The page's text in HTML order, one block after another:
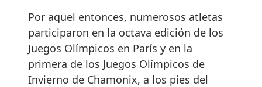
Por aquel entonces, numerosos atletas
participaron en la octava edición de los
Juegos Olímpicos en París y en la
primera de los Juegos Olímpicos de
Invierno de Chamonix, a los pies del